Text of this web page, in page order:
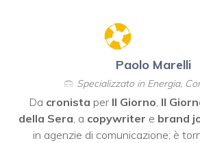
Paolo Marelli
Specializzato in Energia,
Da cronista per Il Giorno Il
della Sera , a copywriter e brand
in agenzie di comunicazione; è